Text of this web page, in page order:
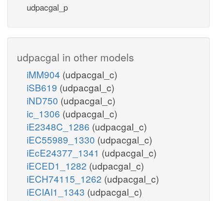
udpacgal_p
udpacgal in other models
iMM904 (udpacgal_c)
iSB619 (udpacgal_c)
iND750 (udpacgal_c)
ic_1306 (udpacgal_c)
iE2348C_1286 (udpacgal_c)
iEC55989_1330 (udpacgal_c)
iEcE24377_1341 (udpacgal_c)
iECED1_1282 (udpacgal_c)
iECH74115_1262 (udpacgal_c)
iECIAI1_1343 (udpacgal_c)